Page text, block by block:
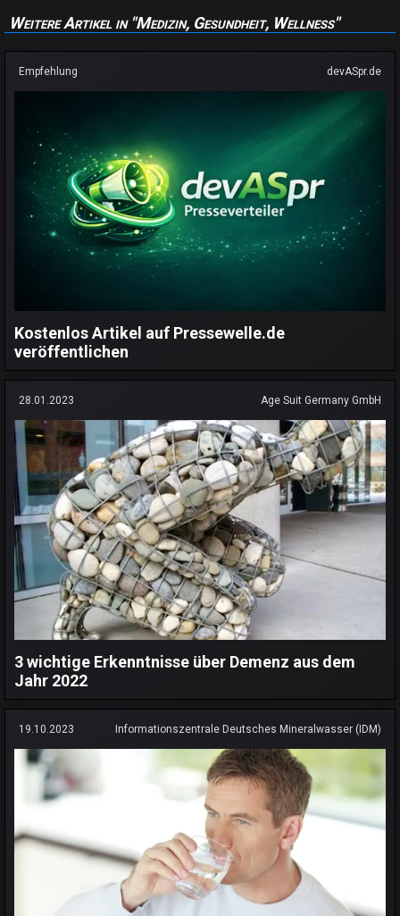
Weitere Artikel in "Medizin, Gesundheit, Wellness"
Empfehlung devASpr.de
Kostenlos Artikel auf Pressewelle.de
veröffentlichen
28.01.2023 Age Suit Germany GmbH
3 wichtige Erkenntnisse über Demenz aus dem
Jahr 2022
19.10.2023 Informationszentrale Deutsches Mineralwasser (IDM)